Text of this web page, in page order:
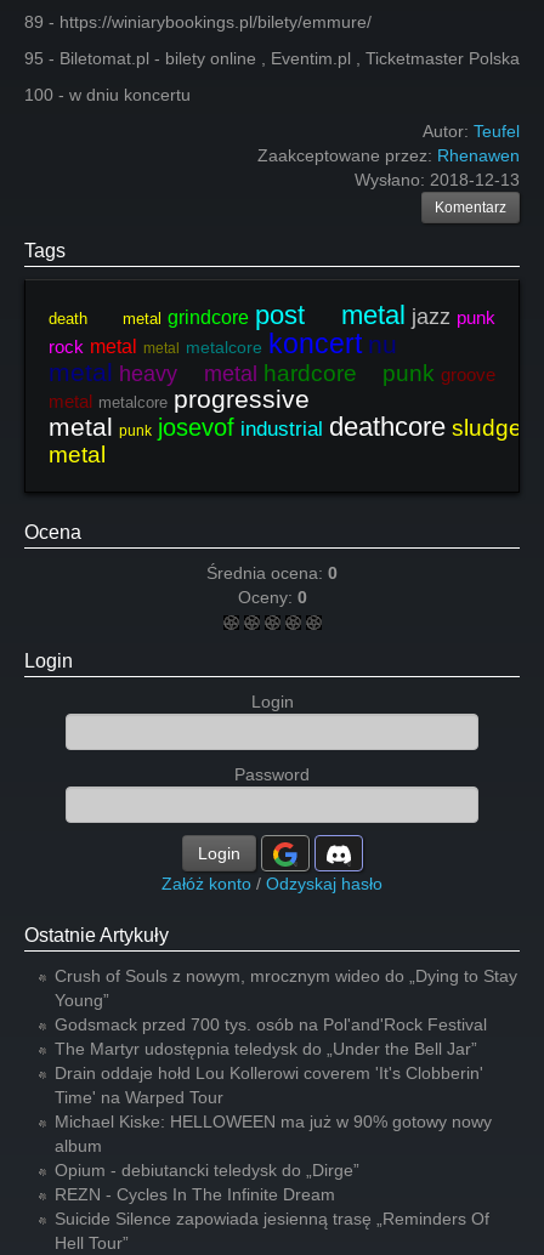
89 - https://winiarybookings.pl/bilety/emmure/
95 - Biletomat.pl - bilety online , Eventim.pl , Ticketmaster Polska
100 - w dniu koncertu
Autor: Teufel
Zaakceptowane przez: Rhenawen
Wysłano: 2018-12-13
Komentarz
Tags
death metal grindcore post metal jazz punk
rock metal metal metalcore koncert nu
metal heavy metal hardcore punk groove
metal metalcore progressive
metal punk josevof industrial deathcore sludge
metal
Ocena
Średnia ocena: 0
Oceny: 0
Login
Login
Password
Login
Załóż konto / Odzyskaj hasło
Ostatnie Artykuły
Crush of Souls z nowym, mrocznym wideo do „Dying to Stay
Young”
Godsmack przed 700 tys. osób na Pol'and'Rock Festival
The Martyr udostępnia teledysk do „Under the Bell Jar”
Drain oddaje hołd Lou Kollerowi coverem 'It's Clobberin'
Time' na Warped Tour
Michael Kiske: HELLOWEEN ma już w 90% gotowy nowy
album
Opium - debiutancki teledysk do „Dirge”
REZN - Cycles In The Infinite Dream
Suicide Silence zapowiada jesienną trasę „Reminders Of
Hell Tour”